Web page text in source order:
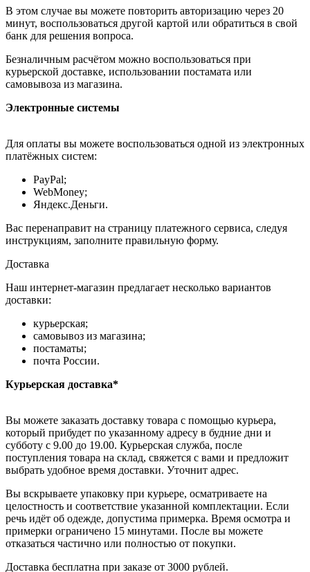
В этом случае вы можете повторить авторизацию через 20
минут, воспользоваться другой картой или обратиться в свой
банк для решения вопроса.
Безналичным расчётом можно воспользоваться при
курьерской доставке, использовании постамата или
самовывоза из магазина.
Электронные системы
Для оплаты вы можете воспользоваться одной из электронных
платёжных систем:
PayPal;
WebMoney;
Яндекс.Деньги.
Вас перенаправит на страницу платежного сервиса, следуя
инструкциям, заполните правильную форму.
Доставка
Наш интернет-магазин предлагает несколько вариантов
доставки:
курьерская;
самовывоз из магазина;
постаматы;
почта России.
Курьерская доставка*
Вы можете заказать доставку товара с помощью курьера,
который прибудет по указанному адресу в будние дни и
субботу с 9.00 до 19.00. Курьерская служба, после
поступления товара на склад, свяжется с вами и предложит
выбрать удобное время доставки. Уточнит адрес.
Вы вскрываете упаковку при курьере, осматриваете на
целостность и соответствие указанной комплектации. Если
речь идёт об одежде, допустима примерка. Время осмотра и
примерки ограничено 15 минутами. После вы можете
отказаться частично или полностью от покупки.
Доставка бесплатна при заказе от 3000 рублей.